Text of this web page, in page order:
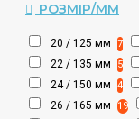
РОЗМІР/ММ
20 / 125 мм 7
22 / 135 мм 5
24 / 150 мм 4
26 / 165 мм 19